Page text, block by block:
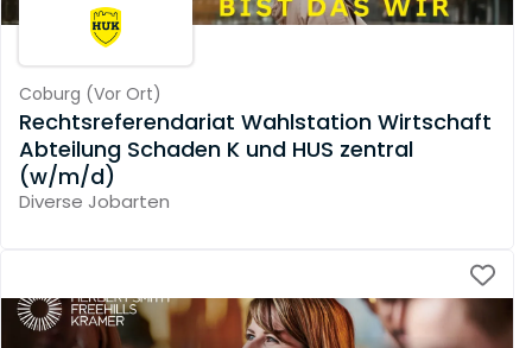
Coburg (Vor Ort)
Rechtsreferendariat Wahlstation Wirtschaft
Abteilung Schaden K und HUS zentral
(w/m/d)
Diverse Jobarten